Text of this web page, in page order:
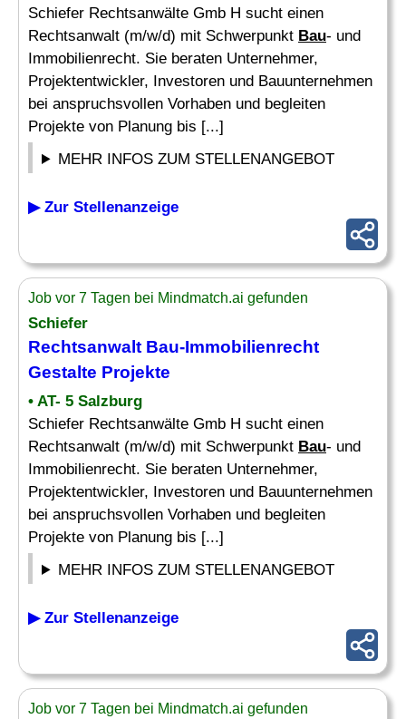
Schiefer Rechtsanwälte Gmb H sucht einen
Rechtsanwalt (m/w/d) mit Schwerpunkt Bau- und
Immobilienrecht. Sie beraten Unternehmer,
Projektentwickler, Investoren und Bauunternehmen
bei anspruchsvollen Vorhaben und begleiten
Projekte von Planung bis [...]
MEHR INFOS ZUM STELLENANGEBOT
▶ Zur Stellenanzeige
Job vor 7 Tagen bei Mindmatch.ai gefunden
Schiefer
Rechtsanwalt Bau-Immobilienrecht
Gestalte Projekte
• AT- 5 Salzburg
Schiefer Rechtsanwälte Gmb H sucht einen
Rechtsanwalt (m/w/d) mit Schwerpunkt Bau- und
Immobilienrecht. Sie beraten Unternehmer,
Projektentwickler, Investoren und Bauunternehmen
bei anspruchsvollen Vorhaben und begleiten
Projekte von Planung bis [...]
MEHR INFOS ZUM STELLENANGEBOT
▶ Zur Stellenanzeige
Job vor 7 Tagen bei Mindmatch.ai gefunden